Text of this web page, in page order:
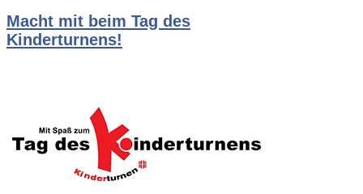
Macht mit beim Tag des
Kinderturnens!